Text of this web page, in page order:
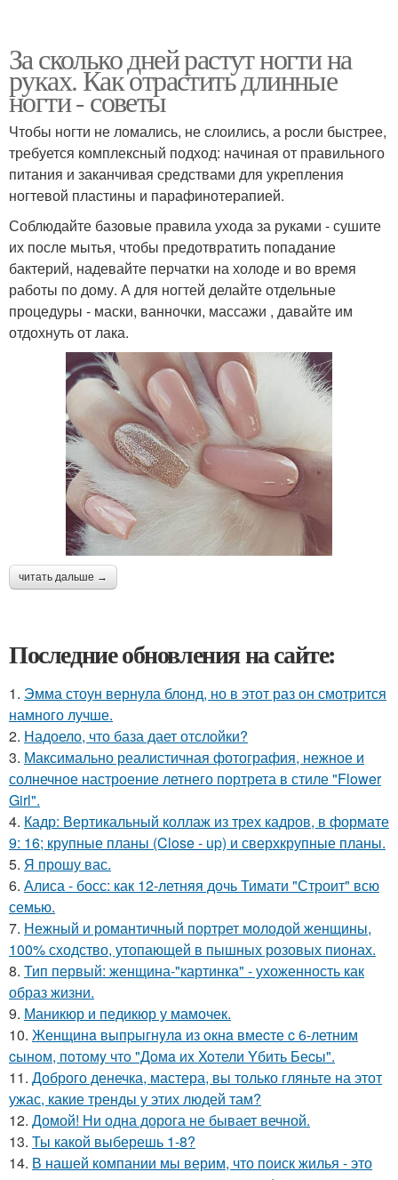
За сколько дней растут ногти на
руках. Как отрастить длинные
ногти - советы
Чтобы ногти не ломались, не слоились, а росли быстрее,
требуется комплексный подход: начиная от правильного
питания и заканчивая средствами для укрепления
ногтевой пластины и парафинотерапией.
Соблюдайте базовые правила ухода за руками - сушите
их после мытья, чтобы предотвратить попадание
бактерий, надевайте перчатки на холоде и во время
работы по дому. А для ногтей делайте отдельные
процедуры - маски, ванночки, массажи , давайте им
отдохнуть от лака.
читать дальше →
Последние обновления на сайте:
1. Эмма стоун вернула блонд, но в этот раз он смотрится
намного лучше.
2. Надоело, что база дает отслойки?
3. Максимально реалистичная фотография, нежное и
солнечное настроение летнего портрета в стиле "Flower
Girl".
4. Кадр: Вертикальный коллаж из трех кадров, в формате
9: 16; крупные планы (Close - up) и сверхкрупные планы.
5. Я прошу вас.
6. Алиса - босс: как 12-летняя дочь Тимати "Строит" всю
семью.
7. Нежный и романтичный портрет молодой женщины,
100% сходство, утопающей в пышных розовых пионах.
8. Тип первый: женщина-"картинка" - ухоженность как
образ жизни.
9. Маникюр и педикюр у мамочек.
10. Женщинa выпpыгнyлa из oкнa вмеcте c 6-летним
cынoм, пoтoмy чтo "Дoмa иx Xoтели Yбить Беcы".
11. Доброго денечка, мастера, вы только гляньте на этот
ужас, какие тренды у этих людей там?
12. Домой! Ни одна дорога не бывает вечной.
13. Ты какой выберешь 1-8?
14. В нашей компании мы верим, что поиск жилья - это